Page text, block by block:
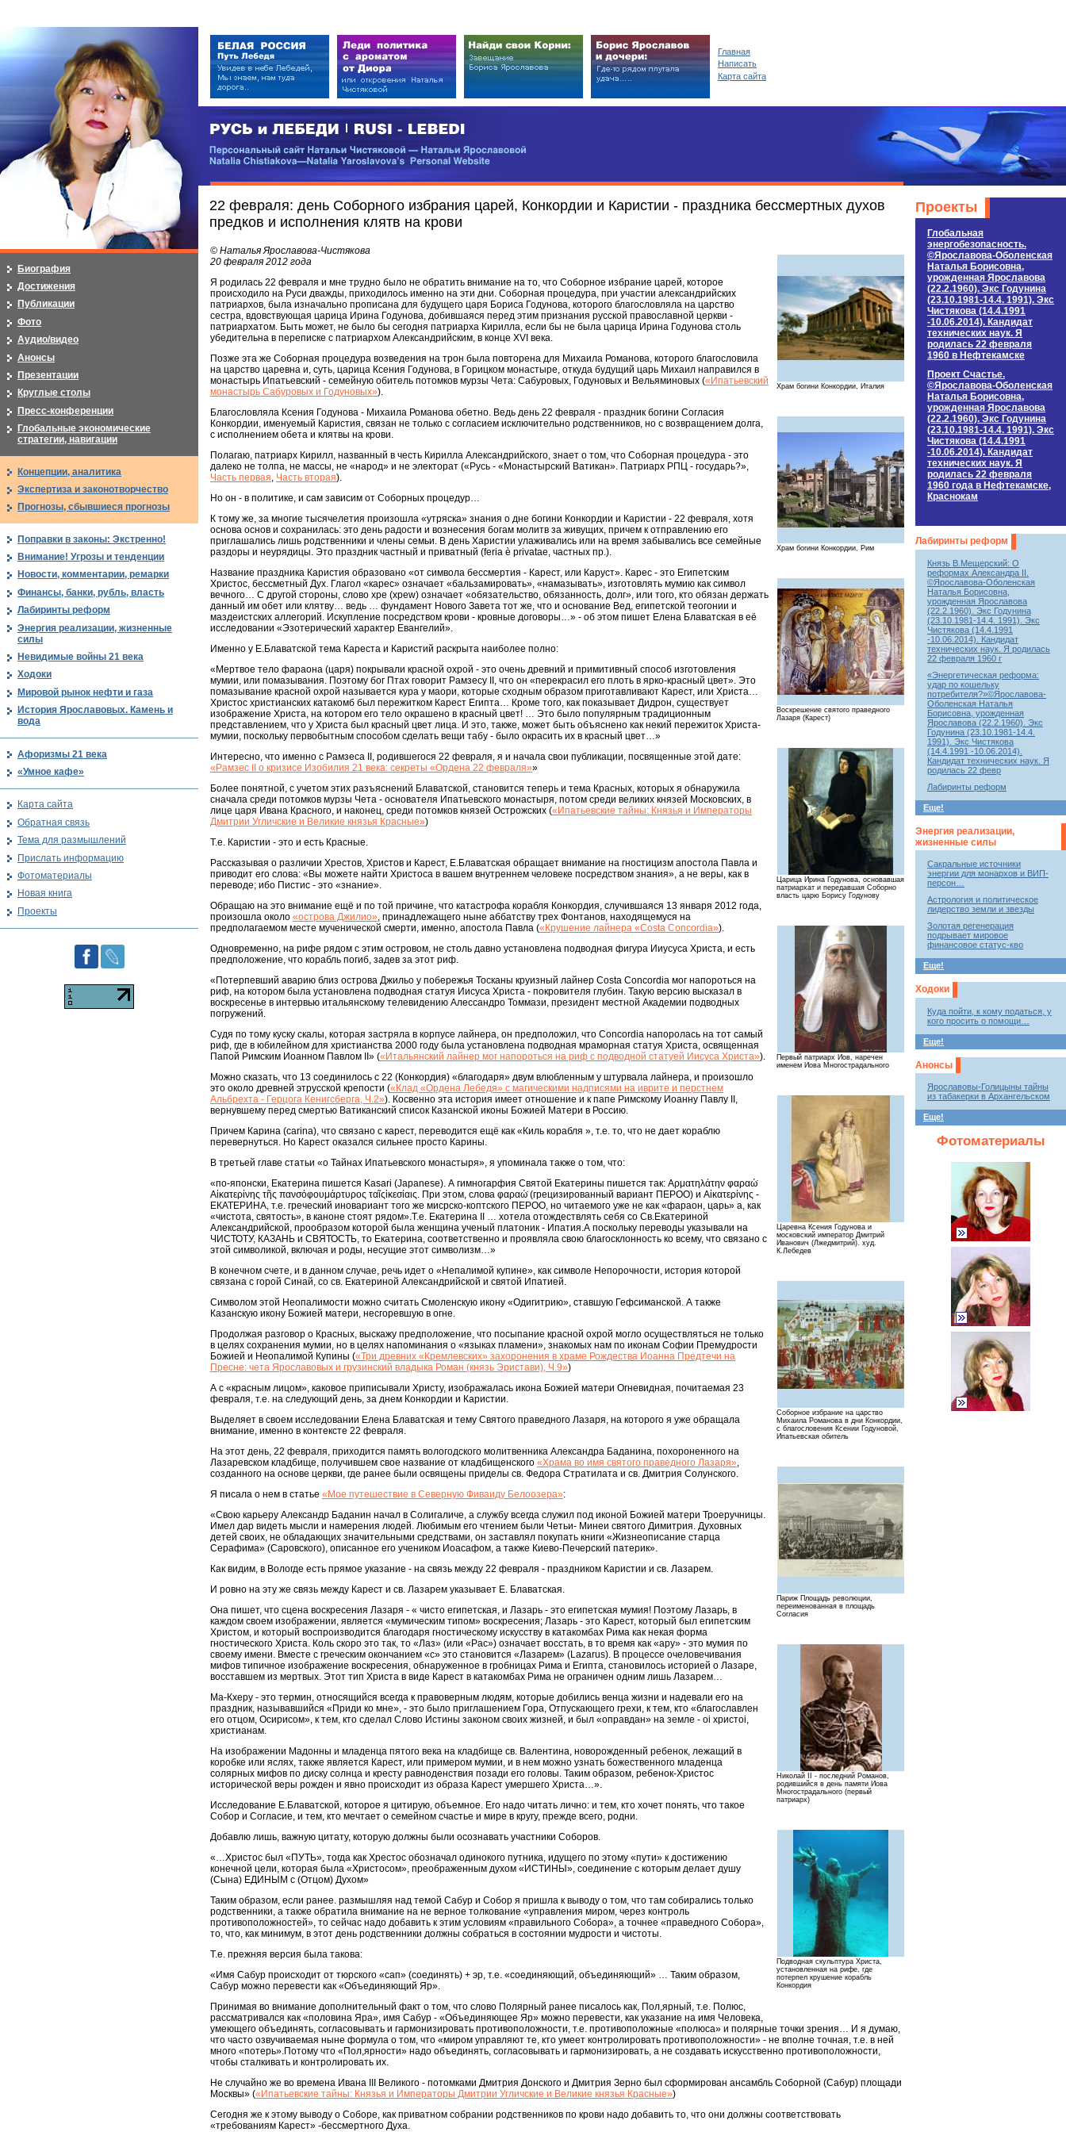
РУСЬ и ЛЕБЕДИ | RUSI — LEBEDI
Персональный сайт Натальи Чистяковой — Натальи Ярославовой
22 февраля: день Соборного избрания царей, Конкордии и Каристии - праздника бессмертных духов
предков и исполнения клятв на крови
Храм богини Конкордии, Италия
Храм богини Конкордии, Рим
Воскрешение святого праведного
Лазаря (Карест)
Царица Ирина Годунова, основавшая
патриархат и передавшая Соборно
власть царю Борису Годунову
Первый патриарх Иов, наречен
именем Иова Многострадального
Царевна Ксения Годунова и
московский император Дмитрий
Иванович (Лжедмитрий). худ.
К.Лебедев
Соборное избрание на царство
Михаила Романова в дни Конкордии,
с благословения Ксении Годуновой,
Ипатьевская обитель
Париж Площадь революции,
переименованная в площадь
Согласия
Николай II - последний Романов,
родившийся в день памяти Иова
Многострадального (первый
патриарх)
Подводная скульптура Христа,
установленная на рифе, где
потерпел крушение корабль
Конкордия
© Наталья Ярославова-Чистякова
20 февраля 2012 года
Я родилась 22 февраля и мне трудно было не обратить внимание на то, что Соборное избрание царей, которое
происходило на Руси дважды, приходилось именно на эти дни. Соборная процедура, при участии александрийских
патриархов, была изначально прописана для будущего царя Бориса Годунова, которого благословляла на царство
сестра, вдовствующая царица Ирина Годунова, добившаяся перед этим признания русской православной церкви -
патриархатом. Быть может, не было бы сегодня патриарха Кирилла, если бы не была царица Ирина Годунова столь
убедительна в переписке с патриархом Александрийским, в конце XVI века.
Позже эта же Соборная процедура возведения на трон была повторена для Михаила Романова, которого благословила
на царство царевна и, суть, царица Ксения Годунова, в Горицком монастыре, откуда будущий царь Михаил направился в
монастырь Ипатьевский - семейную обитель потомков мурзы Чета: Сабуровых, Годуновых и Вельяминовых («Ипатьевский
монастырь Сабуровых и Годуновых»).
Благословляла Ксения Годунова - Михаила Романова обетно. Ведь день 22 февраля - праздник богини Согласия
Конкордии, именуемый Каристия, связан не только с согласием исключительно родственников, но с возвращением долга,
с исполнением обета и клятвы на крови.
Полагаю, патриарх Кирилл, названный в честь Кирилла Александрийского, знает о том, что Соборная процедура - это
далеко не толпа, не массы, не «народ» и не электорат («Русь - «Монастырский Ватикан». Патриарх РПЦ - государь?»,
Часть первая, Часть вторая).
Но он - в политике, и сам зависим от Соборных процедур…
К тому же, за многие тысячелетия произошла «утряска» знания о дне богини Конкордии и Каристии - 22 февраля, хотя
основа основ и сохранилась: это день радости и вознесения богам молитв за живущих, причем к отправлению его
приглашались лишь родственники и члены семьи. В день Xаристии улаживались или на время забывались все семейные
раздоры и неурядицы. Это праздник частный и приватный (feria è privatae, частных пр.).
Название праздника Каристия образовано «от символа бессмертия - Карест, или Каруст». Карес - это Египетским
Христос, бессметный Дух. Глагол «карес» означает «бальзамировать», «намазывать», изготовлять мумию как символ
вечного… С другой стороны, слово хрe (хрew) означает «обязательство, обязанность, долг», или того, кто обязан держать
данный им обет или клятву… ведь … фундамент Нового Завета тот же, что и основание Вед, египетской теогонии и
маздеистских аллегорий. Искупление посредством крови - кровные договоры…» - об этом пишет Елена Блаватская в её
исследовании «Эзотерический характер Евангелий».
Именно у Е.Блаватской тема Кареста и Каристий раскрыта наиболее полно:
«Мертвое тело фараона (царя) покрывали красной охрой - это очень древний и примитивный способ изготовления
мумии, или помазывания. Поэтому бог Птах говорит Рамзесу II, что он «перекрасил его плоть в ярко-красный цвет». Это
помазывание красной охрой называется кура у маори, которые сходным образом приготавливают Карест, или Христа…
Христос христианских катакомб был пережитком Карест Египта… Кроме того, как показывает Дидрон, существует
изображение Христа, на котором его тело окрашено в красный цвет! … Это было популярным традиционным
представлением, что у Христа был красный цвет лица. И это, также, может быть объяснено как некий пережиток Христа-
мумии, поскольку первобытным способом сделать вещи табу - было окрасить их в красный цвет…»
Интересно, что именно с Рамзеса II, родившегося 22 февраля, я и начала свои публикации, посвященные этой дате:
«Рамзес II о кризисе Изобилия 21 века: секреты «Ордена 22 февраля»»
Более понятной, с учетом этих разъяснений Блаватской, становится теперь и тема Красных, которых я обнаружила
сначала среди потомков мурзы Чета - основателя Ипатьевского монастыря, потом среди великих князей Московских, в
лице царя Ивана Красного, и наконец, среди потомков князей Острожских («Ипатьевские тайны: Князья и Императоры
Дмитрии Угличские и Великие князья Красные»)
Т.е. Каристии - это и есть Красные.
Рассказывая о различии Хрестов, Христов и Карест, Е.Блаватская обращает внимание на гностицизм апостола Павла и
приводит его слова: «Вы можете найти Христоса в вашем внутреннем человеке посредством знания», а не веры, как в
переводе; ибо Пистис - это «знание».
Обращаю на это внимание ещё и по той причине, что катастрофа корабля Конкордия, случившаяся 13 января 2012 года,
произошла около «острова Джилио», принадлежащего ныне аббатству трех Фонтанов, находящемуся на
предполагаемом месте мученической смерти, именно, апостола Павла («Крушение лайнера «Costa Concordia»).
Одновременно, на рифе рядом с этим островом, не столь давно установлена подводная фигура Ииусуса Христа, и есть
предположение, что корабль погиб, задев за этот риф.
«Потерпевший аварию близ острова Джильо у побережья Тосканы круизный лайнер Costa Concordia мог напороться на
риф, на котором была установлена подводная статуя Иисуса Христа - покровителя глубин. Такую версию высказал в
воскресенье в интервью итальянскому телевидению Алессандро Томмази, президент местной Академии подводных
погружений.
Судя по тому куску скалы, которая застряла в корпусе лайнера, он предположил, что Concordia напоролась на тот самый
риф, где в юбилейном для христианства 2000 году была установлена подводная мраморная статуя Христа, освященная
Папой Римским Иоанном Павлом II» («Итальянский лайнер мог напороться на риф с подводной статуей Иисуса Христа»).
Можно сказать, что 13 соединилось с 22 (Конкордия) «благодаря» двум влюбленным у штурвала лайнера, и произошло
это около древней этрусской крепости («Клад «Ордена Лебедя» с магическими надписями на иврите и перстнем
Альбрехта - Герцога Кенигсберга, Ч.2»). Косвенно эта история имеет отношение и к папе Римскому Иоанну Павлу II,
вернувшему перед смертью Ватиканский список Казанской иконы Божией Матери в Россию.
Причем Карина (carina), что связано с карест, переводится ещё как «Киль корабля », т.е. то, что не дает кораблю
перевернуться. Но Карест оказался сильнее просто Карины.
В третьей главе статьи «о Тайнах Ипатьевского монастыря», я упоминала также о том, что:
«по-японски, Екатерина пишется Kasari (Japanese). А гимногарфия Святой Екатерины пишется так: Αρματηλάτην φαραώ̇
Αἰκατερίνης τῆς πανσόφουμάρτυρος ταῖςἱκεσίαις. При этом, слова φαραώ̇ (грецизированный вариант ПЕРОО) и Αἰκατερίνης -
ЕКАТЕРИНА, т.е. греческий иновариант того же мисрско-коптского ПЕРОО, но читаемого уже не как «фараон, царь» а, как
«чистота, святость», в каноне стоят рядом».Т.е. Екатерина II … хотела отождествлять себя со Св.Екатериной
Александрийской, прообразом которой была женщина ученый платоник - Ипатия.А поскольку переводы указывали на
ЧИСТОТУ, КАЗАНЬ и СВЯТОСТЬ, то Екатерина, соответственно и проявляла свою благосклонность ко всему, что связано с
этой символикой, включая и роды, несущие этот символизм…»
В конечном счете, и в данном случае, речь идет о «Непалимой купине», как символе Непорочности, история которой
связана с горой Синай, со св. Екатериной Александрийской и святой Ипатией.
Символом этой Неопалимости можно считать Смоленскую икону «Одигитрию», ставшую Гефсиманской. А также
Казанскую икону Божией матери, несгоревшую в огне.
Продолжая разговор о Красных, выскажу предположение, что посыпание красной охрой могло осуществляться не только
в целях сохранения мумии, но в целях напоминания о «языках пламени», знакомых нам по иконам Софии Премудрости
Божией и Неопалимой Купины («Три древних «Кремлевских» захоронения в храме Рождества Иоанна Предтечи на
Пресне: чета Ярославовых и грузинский владыка Роман (князь Эристави), Ч.9»)
А с «красным лицом», каковое приписывали Христу, изображалась икона Божией матери Огневидная, почитаемая 23
февраля, т.е. на следующий день, за днем Конкордии и Каристии.
Выделяет в своем исследовании Елена Блаватская и тему Святого праведного Лазаря, на которого я уже обращала
внимание, именно в контексте 22 февраля.
На этот день, 22 февраля, приходится память вологодского молитвенника Александра Баданина, похороненного на
Лазаревском кладбище, получившем свое название от кладбищенского «Храма во имя святого праведного Лазаря»,
созданного на основе церкви, где ранее были освящены приделы св. Федора Стратилата и св. Дмитрия Солунского.
Я писала о нем в статье «Мое путешествие в Северную Фиваиду Белоозера»:
«Свою карьеру Александр Баданин начал в Солигаличе, а службу всегда служил под иконой Божией матери Троеручницы.
Имел дар видеть мысли и намерения людей. Любимым его чтением были Четьи- Минеи святого Димитрия. Духовных
детей своих, не обладающих значительными средствами, он заставлял покупать книги «Жизнеописание старца
Серафима» (Саровского), описанное его учеником Иоасафом, а также Киево-Печерский патерик».
Как видим, в Вологде есть прямое указание - на связь между 22 февраля - праздником Каристии и св. Лазарем.
И ровно на эту же связь между Карест и св. Лазарем указывает Е. Блаватская.
Она пишет, что сцена воскресения Лазаря - « чисто египетская, и Лазарь - это египетская мумия! Поэтому Лазарь, в
каждом своем изображении, является «мумическим типом» воскресения; Лазарь - это Карест, который был египетским
Христом, и который воспроизводится благодаря гностическому искусству в катакомбах Рима как некая форма
гностического Христа. Коль скоро это так, то «Лаз» (или «Рас») означает восстать, в то время как «ару» - это мумия по
своему имени. Вместе с греческим окончанием «с» это становится «Лазарем» (Lazarus). В процессе очеловечивания
мифов типичное изображение воскресения, обнаруженное в гробницах Рима и Египта, становилось историей о Лазаре,
восставшем из мертвых. Этот тип Христа в виде Карест в катакомбах Рима не ограничен одним лишь Лазарем…
Ма-Кхеру - это термин, относящийся всегда к правоверным людям, которые добились венца жизни и надевали его на
праздник, называвшийся «Приди ко мне», - это было приглашением Гора, Отпускающего грехи, к тем, кто «благославлен
его отцом, Осирисом», к тем, кто сделал Слово Истины законом своих жизней, и был «оправдан» на земле - oi христoi,
христианам.
На изображении Мадонны и младенца пятого века на кладбище cв. Валентина, новорожденный ребенок, лежащий в
коробке или яслях, также является Карест, или примером мумии, и в нем можно узнать божественного младенца
солярных мифов по диску солнца и кресту равноденствия позади его головы. Таким образом, ребенок-Христос
исторической веры рожден и явно происходит из образа Карест умершего Христа…».
Исследование Е.Блаватской, которое я цитирую, объемное. Его надо читать лично: и тем, кто хочет понять, что такое
Собор и Согласие, и тем, кто мечтает о семейном счастье и мире в кругу, прежде всего, родни.
Добавлю лишь, важную цитату, которую должны были осознавать участники Соборов.
«…Христос был «ПУТЬ», тогда как Хрестос обозначал одинокого путника, идущего по этому «пути» к достижению
конечной цели, которая была «Христосом», преображенным духом «ИСТИНЫ», соединение с которым делает душу
(Сына) ЕДИНЫМ с (Отцом) Духом»
Таким образом, если ранее. размышляя над темой Сабур и Собор я пришла к выводу о том, что там собирались только
родственники, а также обратила внимание на не верное толкование «управления миром, через контроль
противоположностей», то сейчас надо добавить к этим условиям «правильного Собора», а точнее «праведного Собора»,
то, что, как минимум, в этот день родственники должны собраться в состоянии мудрости и чистоты.
Т.е. прежняя версия была такова:
«Имя Сабур происходит от тюрского «сап» (соединять) + эр, т.е. «соединяющий, объединяющий» … Таким образом,
Сабур можно перевести как «Объединяющий Яр».
Принимая во внимание дополнительный факт о том, что слово Полярный ранее писалось как, Пол,ярный, т.е. Полюс,
рассматривался как «половина Яра», имя Сабур - «Объединяющее Яр» можно перевести, как указание на имя Человека,
умеющего объединять, согласовывать и гармонизировать противоположности, т.е. противоположные «полюса» и полярные точки зрения… И я думаю,
что часто озвучиваемая ныне формула о том, что «миром управляют те, кто умеет контролировать противоположности» - не вполне точная, т.е. в ней
много «потерь».Потому что «Пол,ярности» надо объединять, согласовывать и гармонизировать, а не создавать искусственно противоположности,
чтобы сталкивать и контролировать их.
Не случайно же во времена Ивана III Великого - потомками Дмитрия Донского и Дмитрия Зерно был сформирован ансамбль Соборной (Сабур) площади
Москвы» («Ипатьевские тайны: Князья и Императоры Дмитрии Угличские и Великие князья Красные»)
Сегодня же к этому выводу о Соборе, как приватном собрании родственников по крови надо добавить то, что они должны соответствовать
«требованиям Карест» -бессмертного Духа.
Проекты
Глобальная
энергобезопасность.
©Ярославова-Оболенская
Наталья Борисовна,
урожденная Ярославова
(22.2.1960). Экс Годунина
(23.10.1981-14.4. 1991). Экс
Чистякова (14.4.1991
-10.06.2014). Кандидат
технических наук. Я
родилась 22 февраля
1960 в Нефтекамске
Проект Счастье.
©Ярославова-Оболенская
Наталья Борисовна,
урожденная Ярославова
(22.2.1960). Экс Годунина
(23.10.1981-14.4. 1991). Экс
Чистякова (14.4.1991
-10.06.2014). Кандидат
технических наук. Я
родилась 22 февраля
1960 года в Нефтекамске,
Краснокам
Лабиринты реформ
Князь В.Мещерский: О
реформах Александра II.
©Ярославова-Оболенская
Наталья Борисовна,
урожденная Ярославова
(22.2.1960). Экс Годунина
(23.10.1981-14.4. 1991). Экс
Чистякова (14.4.1991
-10.06.2014). Кандидат
технических наук. Я родилась
22 февраля 1960 г
«Энергетическая реформа:
удар по кошельку
потребителя?»©Ярославова-
Оболенская Наталья
Борисовна, урожденная
Ярославова (22.2.1960). Экс
Годунина (23.10.1981-14.4.
1991). Экс Чистякова
(14.4.1991 -10.06.2014).
Кандидат технических наук. Я
родилась 22 февр
Лабиринты реформ
Еще!
Энергия реализации,
жизненные силы
Сакральные источники
энергии для монархов и ВИП-
персон…
Астрология и политическое
лидерство земли и звезды
Золотая регенерация
подрывает мировое
финансовое статус-кво
Еще!
Ходоки
Куда пойти, к кому податься, у
кого просить о помощи…
Еще!
Анонсы
Ярославовы-Голицыны тайны
из табакерки в Архангельском
Еще!
Фотоматериалы
Биография
Достижения
Публикации
Фото
Аудио/видео
Анонсы
Презентации
Круглые столы
Пресс-конференции
Глобальные экономические
стратегии, навигации
Концепции, аналитика
Экспертиза и законотворчество
Прогнозы, сбывшиеся прогнозы
Поправки в законы: Экстренно!
Внимание! Угрозы и тенденции
Новости, комментарии, ремарки
Финансы, банки, рубль, власть
Лабиринты реформ
Энергия реализации, жизненные
силы
Невидимые войны 21 века
Ходоки
Мировой рынок нефти и газа
История Ярославовых. Камень и
вода
Афоризмы 21 века
«Умное кафе»
Карта сайта
Обратная связь
Тема для размышлений
Прислать информацию
Фотоматериалы
Новая книга
Проекты
Главная
Написать
Карта сайта